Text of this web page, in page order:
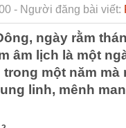
- Người đăng bài viết:
ngày rằm
âm lịch là một
trong một năm
linh, mênh